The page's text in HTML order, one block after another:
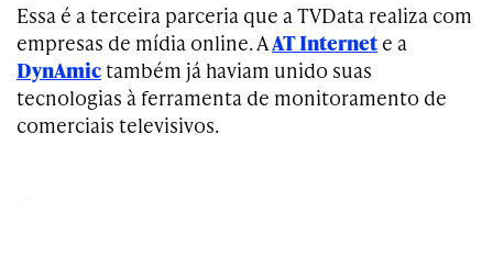
Essa é a terceira parceria que a TVData realiza com
empresas de mídia online. AAT Internet e a
DynAmictambém já haviam unido suas
tecnologias à ferramenta de monitoramento de
comerciais televisivos.